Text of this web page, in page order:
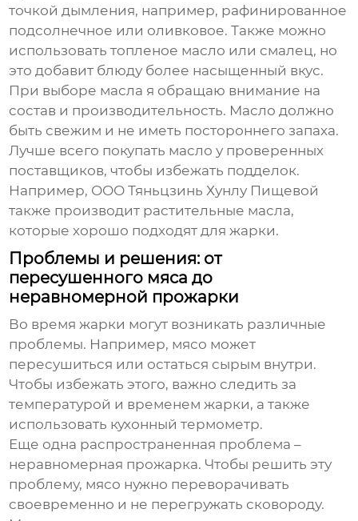
точкой дымления, например, рафинированное
подсолнечное или оливковое. Также можно
использовать топленое масло или смалец, но
это добавит блюду более насыщенный вкус.
При выборе масла я обращаю внимание на
состав и производительность. Масло должно
быть свежим и не иметь постороннего запаха.
Лучше всего покупать масло у проверенных
поставщиков, чтобы избежать подделок.
Например, ООО Тяньцзинь Хунлу Пищевой
также производит растительные масла,
которые хорошо подходят для жарки.
Проблемы и решения: от
пересушенного мяса до
неравномерной прожарки
Во время жарки могут возникать различные
проблемы. Например, мясо может
пересушиться или остаться сырым внутри.
Чтобы избежать этого, важно следить за
температурой и временем жарки, а также
использовать кухонный термометр.
Еще одна распространенная проблема –
неравномерная прожарка. Чтобы решить эту
проблему, мясо нужно переворачивать
своевременно и не перегружать сковороду.